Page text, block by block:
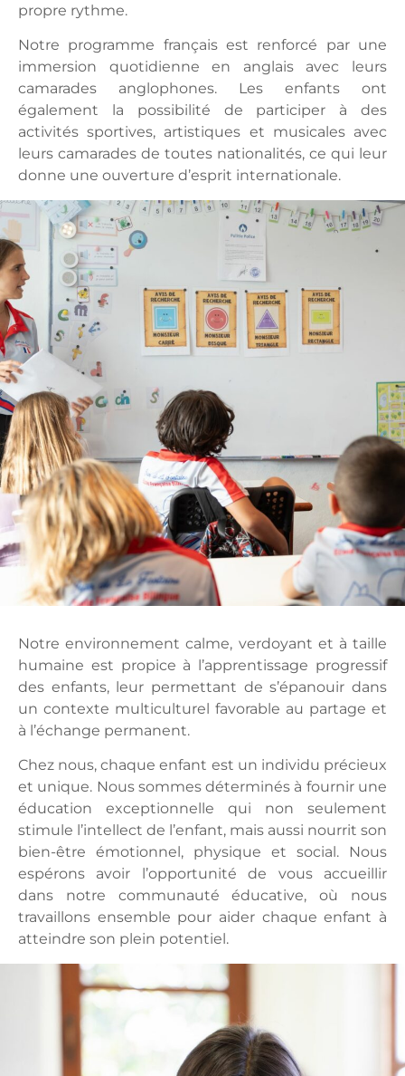
propre rythme.
Notre programme français est renforcé par une
immersion quotidienne en anglais avec leurs
camarades anglophones. Les enfants ont
également la possibilité de participer à des
activités sportives, artistiques et musicales avec
leurs camarades de toutes nationalités, ce qui leur
donne une ouverture d’esprit internationale.
Notre environnement calme, verdoyant et à taille
humaine est propice à l’apprentissage progressif
des enfants, leur permettant de s’épanouir dans
un contexte multiculturel favorable au partage et
à l’échange permanent.
Chez nous, chaque enfant est un individu précieux
et unique. Nous sommes déterminés à fournir une
éducation exceptionnelle qui non seulement
stimule l’intellect de l’enfant, mais aussi nourrit son
bien-être émotionnel, physique et social. Nous
espérons avoir l’opportunité de vous accueillir
dans notre communauté éducative, où nous
travaillons ensemble pour aider chaque enfant à
atteindre son plein potentiel.